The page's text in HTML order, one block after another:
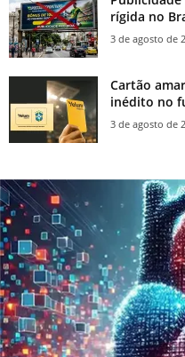
rígida no
3 de agosto de
Cartão
inédito no
3 de agosto de